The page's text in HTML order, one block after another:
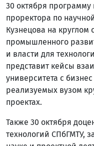
30 октября
проректора по
Кузнецова на круглом
промышленного
и власти для
представит кейсы
университета с
реализуемых вузом
проектах.
Также 30 октября
технологий СПбГМТУ,